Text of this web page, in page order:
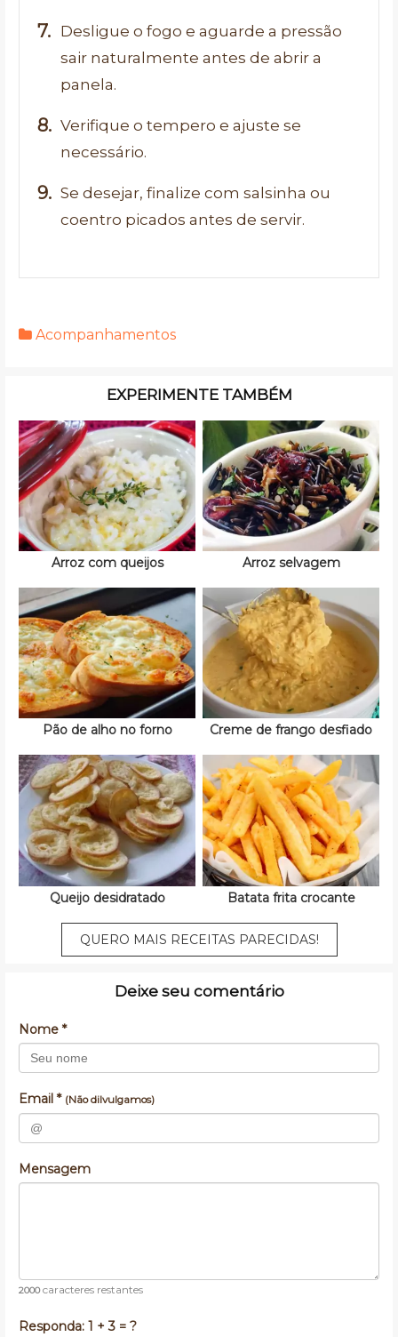
Desligue o fogo e aguarde a pressão
sair naturalmente antes de abrir a
panela.
Verifique o tempero e ajuste se
necessário.
Se desejar, finalize com salsinha ou
coentro picados antes de servir.
Acompanhamentos
EXPERIMENTE TAMBÉM
Arroz com queijos Arroz selvagem
Pão de alho no forno Creme de frango desfiado
Queijo desidratado Batata frita crocante
QUERO MAIS RECEITAS PARECIDAS!
Deixe seu comentário
Nome *
Email * (Não dilvulgamos)
Mensagem
2000caracteres restantes
Responda: 1 + 3 = ?